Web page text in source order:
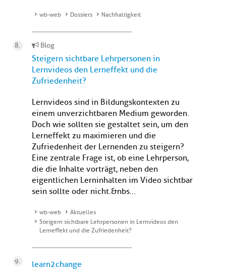
wb-web Dossiers Nachhaltigkeit
Blog
Steigern sichtbare Lehrpersonen in
Lernvideos den Lerneffekt und die
Zufriedenheit?
Lernvideos sind in Bildungskontexten zu
einem unverzichtbaren Medium geworden.
Doch wie sollten sie gestaltet sein, um den
Lerneffekt zu maximieren und die
Zufriedenheit der Lernenden zu steigern?
Eine zentrale Frage ist, ob eine Lehrperson,
die die Inhalte vorträgt, neben den
eigentlichen Lerninhalten im Video sichtbar
sein sollte oder nicht.&nbs...
wb-web
Aktuelles
Steigern sichtbare Lehrpersonen in Lernvideos den
Lerneffekt und die Zufriedenheit?
learn2change